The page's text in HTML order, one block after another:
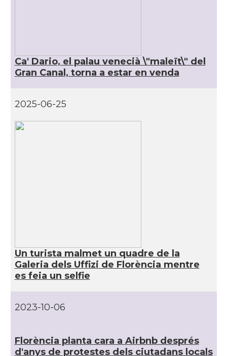
Consolat Consolat general a Milano
Consolat
Ca' Dario, el palau venecià \"maleït\" del
Gran Canal, torna a estar en venda
2025-06-25
Un turista malmet un quadre de la
Galeria dels Uffizi de Florència mentre
es feia un selfie
2023-10-06
Florència planta cara a Airbnb després
d'anys de protestes dels ciutadans locals